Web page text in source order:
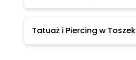
Tatuaż i Piercing w Toszek